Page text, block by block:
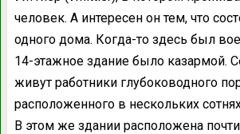
человек. А интересен он тем, что
одного дома. Когда-то здесь был
14-этажное здание было казармой.
живут работники глубоководного
расположенного в нескольких
В этом же здании расположена